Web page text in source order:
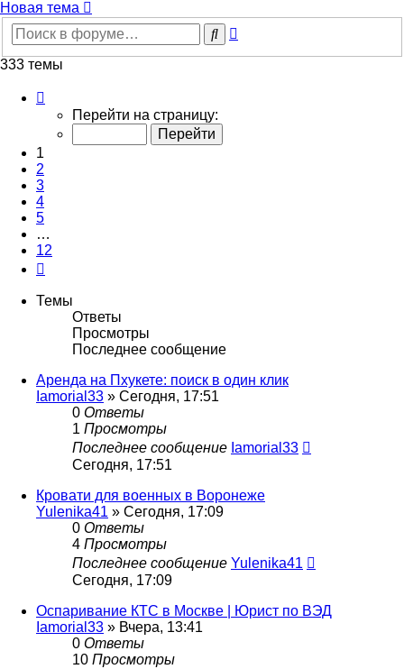
Новая тема
Поиск
333 темы
12
Перейти на страницу:
1
2
3
4
5
…
12
Темы
Ответы
Просмотры
Последнее сообщение
Аренда на Пхукете: поиск в один клик
Iamorial33 » Сегодня, 17:51
0 Ответы
1 Просмотры
Последнее сообщение Iamorial33
Сегодня, 17:51
Кровати для военных в Воронеже
Yulenika41 » Сегодня, 17:09
0 Ответы
4 Просмотры
Последнее сообщение Yulenika41
Сегодня, 17:09
Оспаривание КТС в Москве | Юрист по ВЭД
Iamorial33 » Вчера, 13:41
0 Ответы
10 Просмотры